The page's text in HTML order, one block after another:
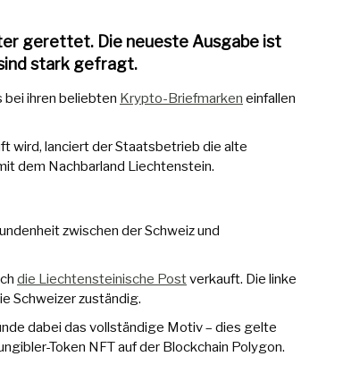
gerettet. Die neueste Ausgabe ist
stark gefragt.
ihren beliebten Krypto-Briefmarken einfallen
wird, lanciert der Staatsbetrieb die alte
dem Nachbarland Liechtenstein.
zwischen der Schweiz und
die Liechtensteinische Postverkauft. Die linke
Schweizer zuständig.
dabei das vollständige Motiv – dies gelte
Token NFT auf der Blockchain Polygon.